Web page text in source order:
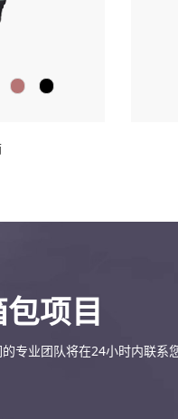
项目
专业团队将在24小时内联系